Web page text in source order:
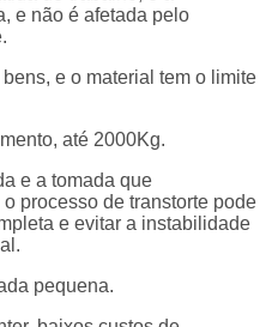
e não é afetada pelo
e o material tem o limite
até 2000Kg.
e a tomada que
processo de transtorte pode
e evitar a instabilidade
pequena.